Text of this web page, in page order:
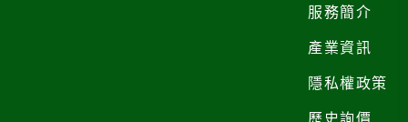
服務簡介
產業資訊
隱私權政策